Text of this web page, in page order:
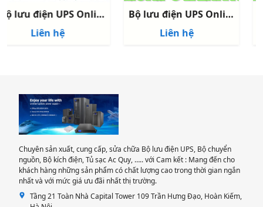
Liên hệ
Liên hệ
Chuyên sản xuất, cung cấp, sửa chữa Bộ lưu điện UPS, Bộ chuyển
nguồn, Bộ kích điện, Tủ sạc Ac Quy, ….. với Cam kết : Mang đến cho
khách hàng những sản phẩm có chất lượng cao trong thời gian ngắn
nhất và với mức giá ưu đãi nhất thị trường.
Tầng 21 Toàn Nhà Capital Tower 109 Trần Hưng Đạo, Hoàn Kiếm,